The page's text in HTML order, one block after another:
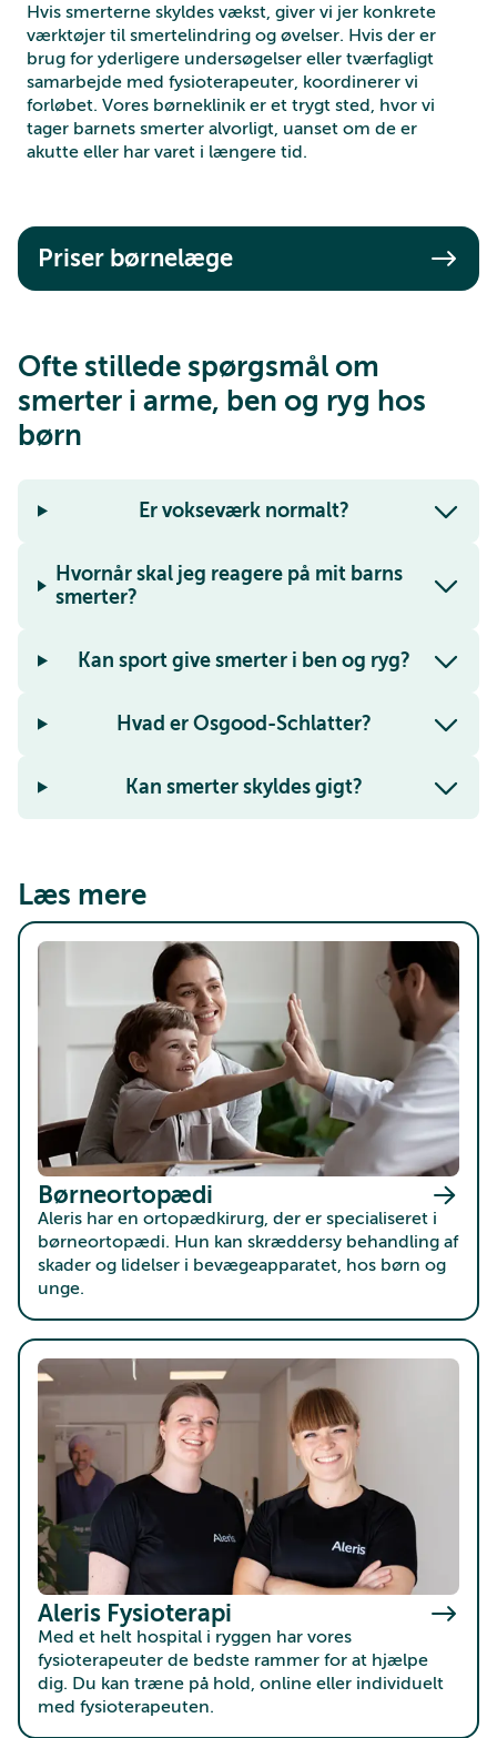
Hvis smerterne skyldes vækst, giver vi jer konkrete
værktøjer til smertelindring og øvelser. Hvis der er
brug for yderligere undersøgelser eller tværfagligt
samarbejde med fysioterapeuter, koordinerer vi
forløbet. Vores børneklinik er et trygt sted, hvor vi
tager barnets smerter alvorligt, uanset om de er
akutte eller har varet i længere tid.
Priser børnelæge
Ofte stillede spørgsmål om
smerter i arme, ben og ryg hos
børn
Er vokseværk normalt?
Hvornår skal jeg reagere på mit barns
smerter?
Kan sport give smerter i ben og ryg?
Hvad er Osgood-Schlatter?
Kan smerter skyldes gigt?
Læs mere
Børneortopædi
Aleris har en ortopædkirurg, der er specialiseret i
børneortopædi. Hun kan skræddersy behandling af
skader og lidelser i bevægeapparatet, hos børn og
unge.
Aleris Fysioterapi
Med et helt hospital i ryggen har vores
fysioterapeuter de bedste rammer for at hjælpe
dig. Du kan træne på hold, online eller individuelt
med fysioterapeuten.